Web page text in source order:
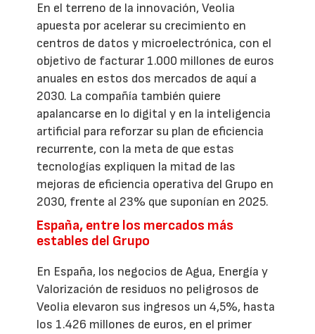
En el terreno de la innovación, Veolia
apuesta por acelerar su crecimiento en
centros de datos y microelectrónica, con el
objetivo de facturar 1.000 millones de euros
anuales en estos dos mercados de aquí a
2030. La compañía también quiere
apalancarse en lo digital y en la inteligencia
artificial para reforzar su plan de eficiencia
recurrente, con la meta de que estas
tecnologías expliquen la mitad de las
mejoras de eficiencia operativa del Grupo en
2030, frente al 23% que suponían en 2025.
España, entre los mercados más
estables del Grupo
En España, los negocios de Agua, Energía y
Valorización de residuos no peligrosos de
Veolia elevaron sus ingresos un 4,5%, hasta
los 1.426 millones de euros, en el primer